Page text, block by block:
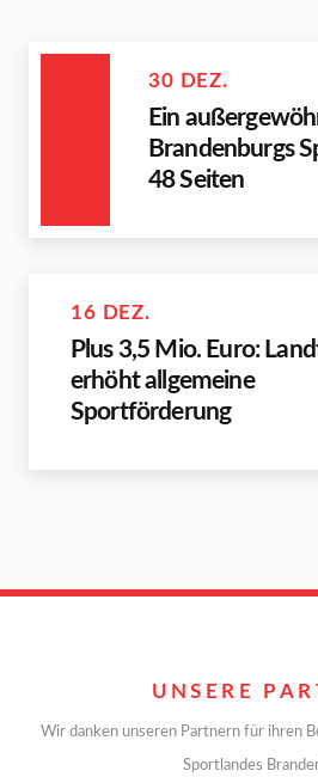
30 DEZ.
Ein
Brandenburgs
48 Seiten
16 DEZ.
Plus 3,5 Mio. Euro:
erhöht allgemeine
Sportförderung
UNSERE
Wir danken unseren Partnern für ihren
Sportlandes